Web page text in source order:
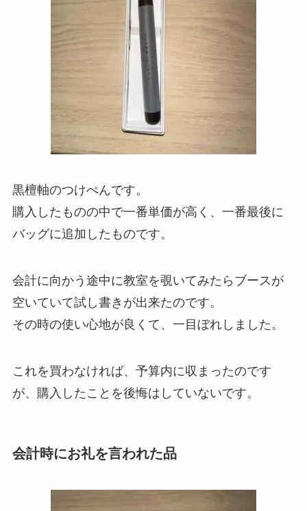
黒檀軸のつけぺんです。
購入したものの中で一番単価が高く、一番最後に
バッグに追加したものです。
会計に向かう途中に教室を覗いてみたらブースが
空いていて試し書きが出来たのです。
その時の使い心地が良くて、一目ぼれしました。
これを買わなければ、予算内に収まったのです
が、購入したことを後悔はしていないです。
会計時にお礼を言われた品